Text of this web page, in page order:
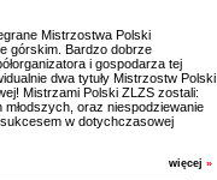
Mistrzostwa Polski
górskim. Bardzo dobrze
i gospodarza tej
dwa tytuły Mistrzostw Polski
Mistrzami Polski ZLZS zostali:
oraz niespodziewanie
w dotychczasowej
więcej »